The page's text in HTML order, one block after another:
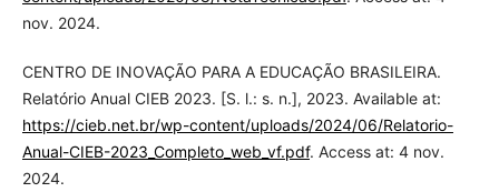
nov. 2024.
CENTRO DE INOVAÇÃO PARA A EDUCAÇÃO BRASILEIRA.
Relatório Anual CIEB 2023. [S. l.: s. n.], 2023. Available at:
https://cieb.net.br/wp-content/uploads/2024/06/Relatorio-
Anual-CIEB-2023_Completo_web_vf.pdf. Access at: 4 nov.
2024.